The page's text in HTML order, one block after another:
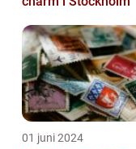
01 juni 2024